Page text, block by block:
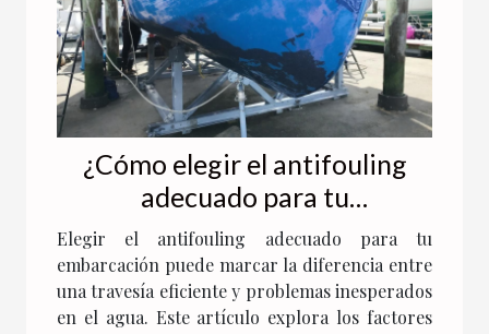
¿Cómo elegir el antifouling
adecuado para tu
embarcación?
Elegir el antifouling adecuado para tu
embarcación puede marcar la diferencia entre
una travesía eficiente y problemas inesperados
en el agua. Este artículo explora los factores